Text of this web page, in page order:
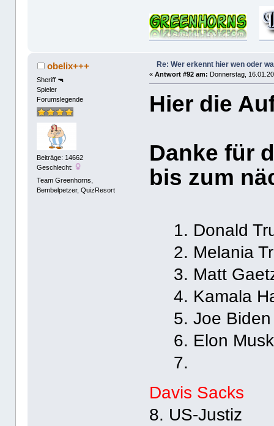
obelix+++
Sheriff 🔫
Spieler
Forumslegende
Beiträge: 14662
Geschlecht:
Team Greenhorns,
Bembelpetzer, QuizResort
Re: Wer erkennt hier wen oder
«Antwort #92 am: Donnerstag,
Hier die
Danke für
bis zum
1. Donald
2. Melania
3. Matt
4. Kamala
5. Joe Biden
6. Elon Musk
7.
Davis Sacks
8. US-Justiz